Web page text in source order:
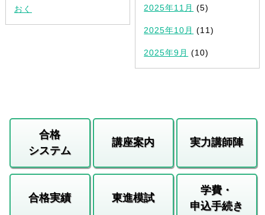
おく
2025年11月 (5)
2025年10月 (11)
2025年9月 (10)
合格
システム
講座案内 実力講師陣
合格実績 東進模試
学費・
申込手続き